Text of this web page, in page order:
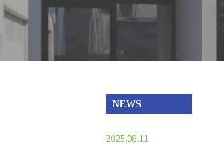
NEWS
2025.08.11